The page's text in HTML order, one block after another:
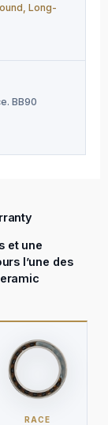
Long-
BB90
et une
l’une des
RACE